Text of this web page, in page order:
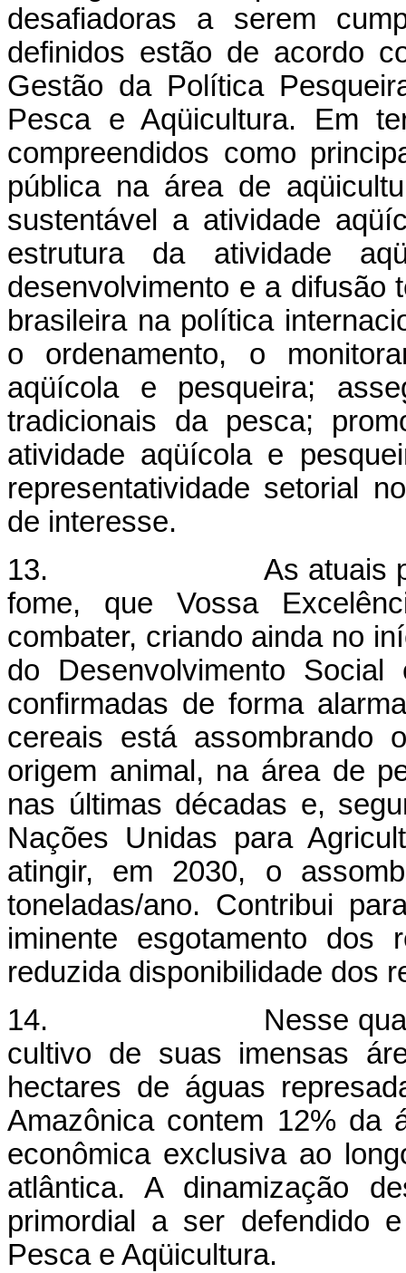
desafiadoras a serem
definidos estão de acordo
Gestão da Política
Pesca e Aqüicultura. Em
compreendidos como
pública na área de
sustentável a atividade
estrutura da atividade
desenvolvimento e a difusão
brasileira na política
o ordenamento, o
aqüícola e pesqueira;
tradicionais da pesca;
atividade aqüícola e
representatividade setorial
de interesse.
13. As atuais
fome, que Vossa
combater, criando ainda no
do Desenvolvimento
confirmadas de forma
cereais está assombrando
origem animal, na área de
nas últimas décadas e,
Nações Unidas para
atingir, em 2030, o
toneladas/ano. Contribui
iminente esgotamento dos
reduzida disponibilidade dos
14. Nesse quadro, o
cultivo de suas imensas
hectares de águas
Amazônica contem 12% da
econômica exclusiva ao
atlântica. A dinamização
primordial a ser defendido
Pesca e Aqüicultura.